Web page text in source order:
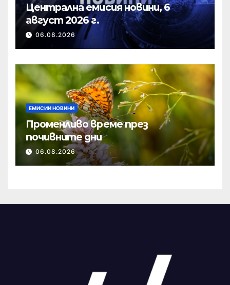
Централна емисия новини, 6
август 2026 г.
06.08.2026
ЕМИСИИ НОВИНИ
Променливо време през
почивните дни
06.08.2026